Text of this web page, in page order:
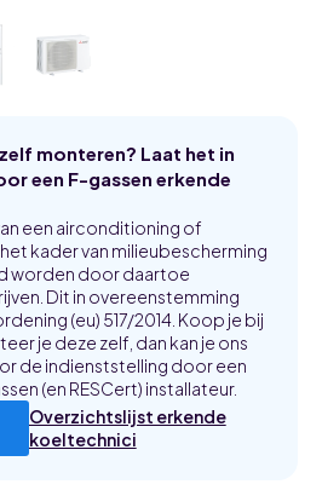
monteren? Laat het in
een F-gassen erkende
een airconditioning of
kader van milieubescherming
worden door daartoe
Dit in overeenstemming
(eu) 517/2014. Koop je bij
je deze zelf, dan kan je ons
de indienststelling door een
(en RESCert) installateur.
Overzichtslijst erkende
koeltechnici